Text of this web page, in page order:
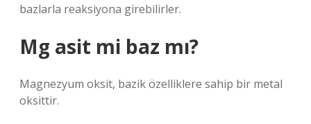
bazlarla reaksiyona girebilirler.
Mg asit mi baz mı?
Magnezyum oksit, bazik özelliklere sahip bir metal
oksittir.